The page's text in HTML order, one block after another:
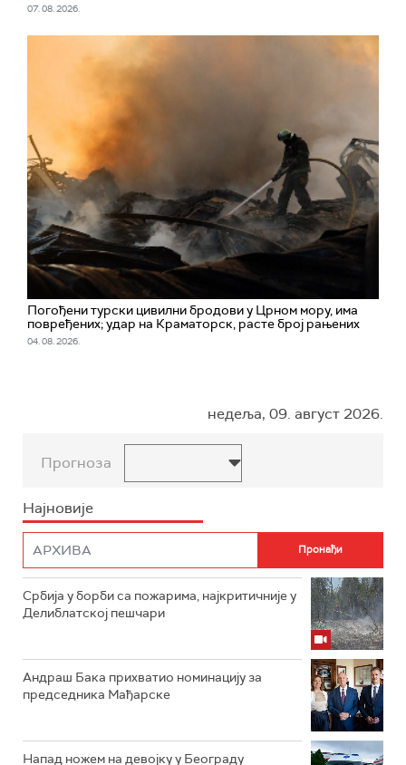
07. 08. 2026.
Погођени турски цивилни бродови у Црном мору, има
повређених; удар на Краматорск, расте број рањених
04. 08. 2026.
недеља, 09. август 2026.
Прогноза
Најновије
Србија у борби са пожарима, најкритичније у
Делиблатској пешчари
Андраш Бака прихватио номинацију за
председника Мађарске
Напад ножем на девојку у Београду